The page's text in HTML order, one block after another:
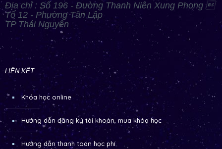
Địa chỉ : Số 196 - Đường Thanh Niên Xung Phong 
Tổ 12 - Phường Tân Lập
TP Thái Nguyên
LIÊN KẾT
Khóa học online
Hướng dẫn đăng ký tài khoản, mua khóa học
Hướng dẫn thanh toán học phí